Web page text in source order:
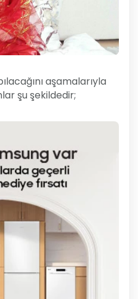
aşamalarıyla
şu şekildedir;